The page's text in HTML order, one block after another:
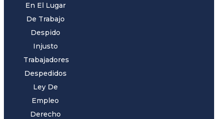
En El Lugar
De Trabajo
Despido
Injusto
Trabajadores
Despedidos
Ley De
Empleo
Derecho